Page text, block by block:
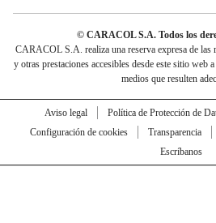
© CARACOL S.A. Todos los
CARACOL S.A. realiza una reserva expresa de las
y otras prestaciones accesibles desde este sitio web
medios que resulten
Aviso legal Política de Protección de
Configuración de cookies
Transparencia
Escríbanos